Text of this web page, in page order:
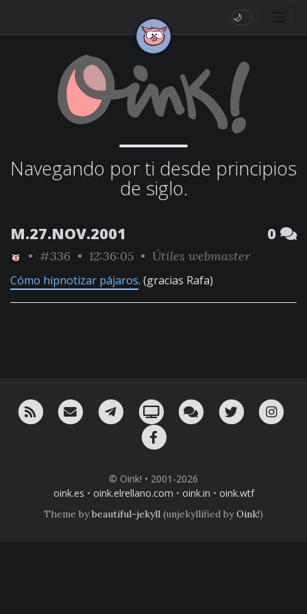
🌙
Navegando por ti desde principios
de siglo.
M.27.NOV.2001 0
• #336 • 12:36:05 • Útiles webmaster
Cómo hipnotizar pájaros. (gracias Rafa)
RSS ¡Mándame un email!¡Nuestro canal en Telegram!
Oink! TV Charla con nosotros
Twitter
© Oink! • 2001-2026
oink.es • oink.elrellano.com • oink.in • oink.wtf
Theme bybeautiful-jekyll (unjekyllified byOink!)